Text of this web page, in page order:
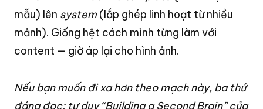
mẫu) lên system (lắp ghép linh hoạt từ nhiều
mảnh). Giống hệt cách mình từng làm với
content — giờ áp lại cho hình ảnh.
Nếu bạn muốn đi xa hơn theo mạch này, ba thứ
đáng đọc: tư duy “Building a Second Brain” của